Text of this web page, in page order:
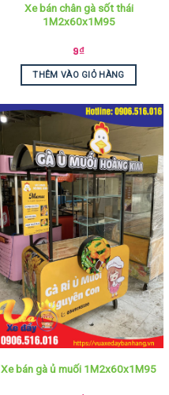
Xe bán chân gà sốt thái
1M2x60x1M95
9₫
THÊM VÀO GIỎ HÀNG
Xe bán gà ủ muối 1M2x60x1M95